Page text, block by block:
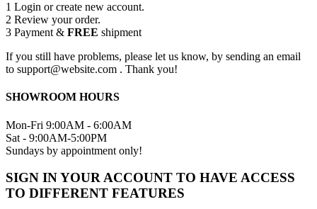
1 Login or create new account.
2 Review your order.
3 Payment & FREE shipment
If you still have problems, please let us know, by sending an email
to support@website.com . Thank you!
SHOWROOM HOURS
Mon-Fri 9:00AM - 6:00AM
Sat - 9:00AM-5:00PM
Sundays by appointment only!
SIGN IN YOUR ACCOUNT TO HAVE ACCESS
TO DIFFERENT FEATURES